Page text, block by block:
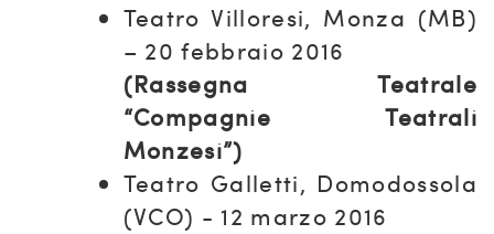
Teatro Villoresi, Monza (MB)
– 20 febbraio 2016
(Rassegna Teatrale
“Compagnie Teatrali
Monzesi”)
Teatro Galletti, Domodossola
(VCO) - 12 marzo 2016